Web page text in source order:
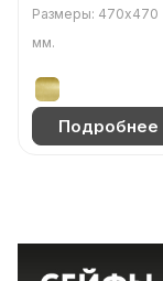
(Золотистый)
Размеры: 470х470
мм.
Подробнее